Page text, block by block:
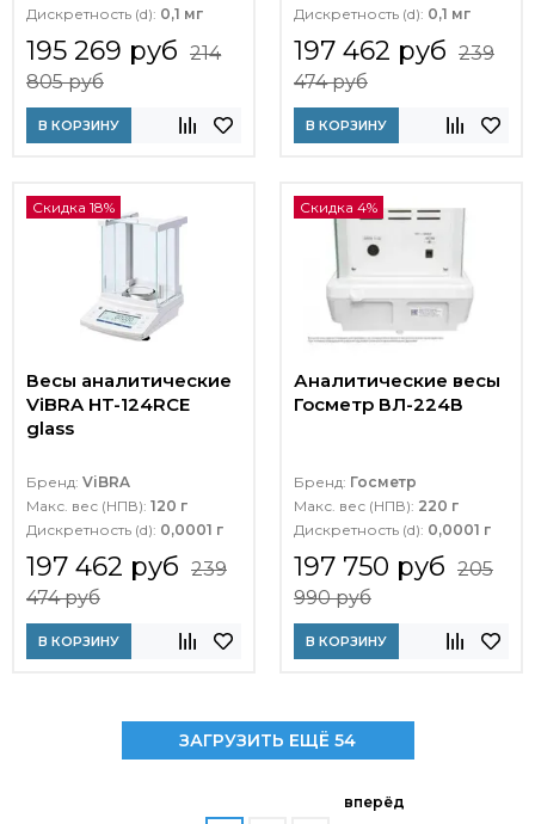
Дискретность (d): 0,1 мг
195 269 руб 214
805 руб
В КОРЗИНУ
Дискретность (d): 0,1 мг
197 462 руб 239
474 руб
В КОРЗИНУ
Скидка 18%
Весы аналитические
ViBRA HT-124RCE
glass
Бренд: ViBRA
Макс. вес (НПВ): 120 г
Дискретность (d): 0,0001 г
197 462 руб 239
474 руб
В КОРЗИНУ
Скидка 4%
Аналитические весы
Госметр ВЛ-224В
Бренд: Госметр
Макс. вес (НПВ): 220 г
Дискретность (d): 0,0001 г
197 750 руб 205
990 руб
В КОРЗИНУ
ЗАГРУЗИТЬ ЕЩЁ 54
вперёд